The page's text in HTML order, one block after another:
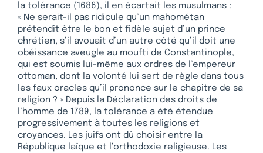
la tolérance (1686), il en écartait les musulmans :
« Ne serait-il pas ridicule qu’un mahométan
prétendit être le bon et fidèle sujet d’un prince
chrétien, s’il avouait d’un autre côté qu’il doit une
obéissance aveugle au moufti de Constantinople,
qui est soumis lui-même aux ordres de l’empereur
ottoman, dont la volonté lui sert de règle dans tous
les faux oracles qu’il prononce sur le chapitre de sa
religion ? » Depuis la Déclaration des droits de
l’homme de 1789, la tolérance a été étendue
progressivement à toutes les religions et
croyances. Les juifs ont dû choisir entre la
République laïque et l’orthodoxie religieuse. Les